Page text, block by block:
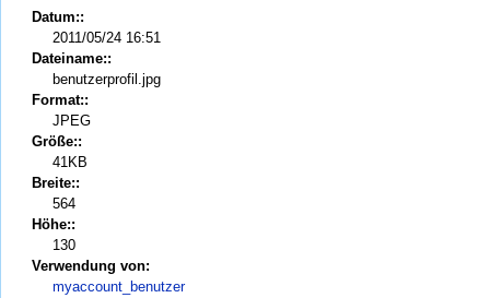
Datum::
2011/05/24 16:51
Dateiname::
benutzerprofil.jpg
Format::
JPEG
Größe::
41KB
Breite::
564
Höhe::
130
Verwendung von:
myaccount_benutzer